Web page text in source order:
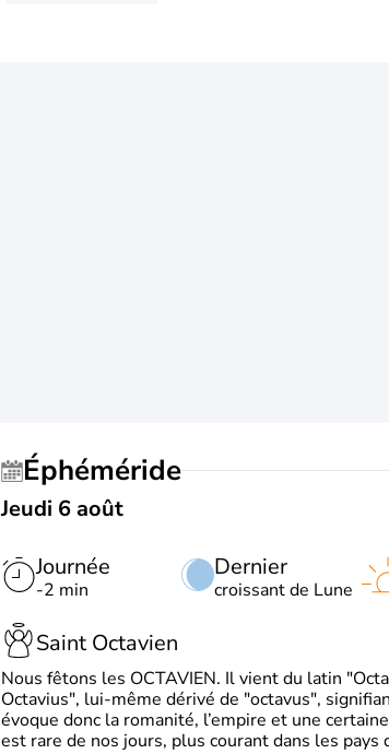
Éphéméride
Jeudi 6 août
Journée
-2 min
Dernier
croissant de Lune
Saint Octavien
Nous fêtons les OCTAVIEN. Il vient du latin
Octavius", lui-même dérivé de "octavus",
évoque donc la romanité, l’empire et une
est rare de nos jours, plus courant dans les